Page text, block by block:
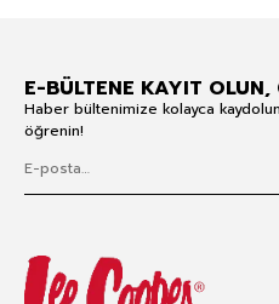
E-BÜLTENE KAYIT OLUN,
Haber bültenimize kolayca
öğrenin!